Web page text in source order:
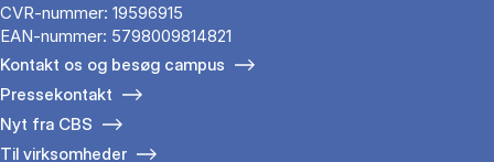
CVR-nummer: 19596915
EAN-nummer: 5798009814821
Kontakt os og besøg campus
Pressekontakt
Nyt fra CBS
Til virksomheder